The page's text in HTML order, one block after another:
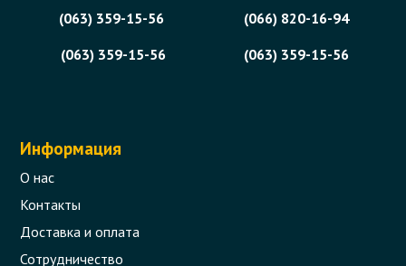
(063) 359-15-56
(066) 820-16-94
(063) 359-15-56
(063) 359-15-56
Информация
О нас
Контакты
Доставка и оплата
Сотрудничество